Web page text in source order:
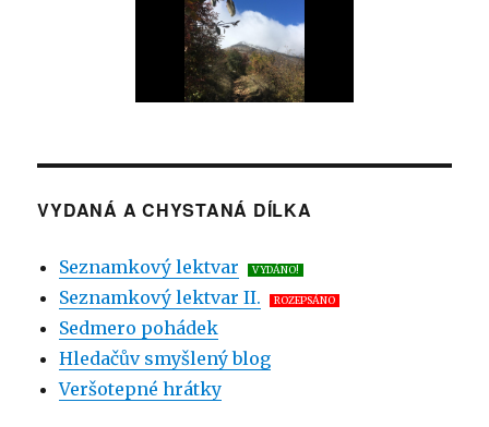
VYDANÁ A CHYSTANÁ DÍLKA
Seznamkový lektvar VYDÁNO!
Seznamkový lektvar II. ROZEPSÁNO
Sedmero pohádek
Hledačův smyšlený blog
Veršotepné hrátky